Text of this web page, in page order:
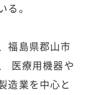
。
福島県郡山市
医療用機器や
造業を中心と